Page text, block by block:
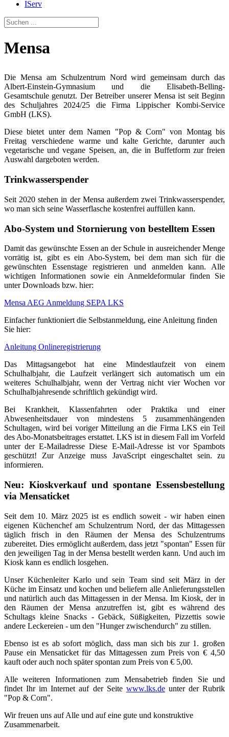
IServ
Mensa
Die Mensa am Schulzentrum Nord wird gemeinsam durch das
Albert-Einstein-Gymnasium und die Elisabeth-Belling-
Gesamtschule genutzt. Der Betreiber unserer Mensa ist seit Beginn
des Schuljahres 2024/25 die Firma Lippischer Kombi-Service
GmbH (LKS).
Diese bietet unter dem Namen "Pop & Corn" von Montag bis
Freitag verschiedene warme und kalte Gerichte, darunter auch
vegetarische und vegane Speisen, an, die in Buffetform zur freien
Auswahl dargeboten werden.
Trinkwasserspender
Seit 2020 stehen in der Mensa außerdem zwei Trinkwasserspender,
wo man sich seine Wasserflasche kostenfrei auffüllen kann.
Abo-System und Stornierung von bestelltem Essen
Damit das gewünschte Essen an der Schule in ausreichender Menge
vorrätig ist, gibt es ein Abo-System, bei dem man sich für die
gewünschten Essenstage registrieren und anmelden kann. Alle
wichtigen Informationen sowie ein Anmeldeformular finden Sie
unter Downloads bzw. hier:
Mensa AEG Anmeldung SEPA LKS
Einfacher funktioniert die Selbstanmeldung, eine Anleitung finden
Sie hier:
Anleitung Onlineregistrierung
Das Mittagsangebot hat eine Mindestlaufzeit von einem
Schulhalbjahr, die Laufzeit verlängert sich automatisch um ein
weiteres Schulhalbjahr, wenn der Vertrag nicht vier Wochen vor
Schulhalbjahresende schriftlich gekündigt wird.
Bei Krankheit, Klassenfahrten oder Praktika und einer
Abwesenheitsdauer von mindestens 5 zusammenhängenden
Schultagen, wird bei voriger Mitteilung an die Firma LKS ein Teil
des Abo-Monatsbeitrages erstattet. LKS ist in diesem Fall im Vorfeld
unter der E-MailadresseDiese E-Mail-Adresse ist vor Spambots
geschützt! Zur Anzeige muss JavaScript eingeschaltet sein. zu
informieren.
Neu: Kioskverkauf und spontane Essensbestellung
via Mensaticket
Seit dem 10. März 2025 ist es endlich soweit - wir haben einen
eigenen Küchenchef am Schulzentrum Nord, der das Mittagessen
täglich frisch in den Räumen der Mensa des Schulzentrums
zubereitet. Dies ermöglicht außerdem, dass jetzt "spontan" Essen für
den jeweiligen Tag in der Mensa bestellt werden kann. Und auch im
Kiosk kann es endlich losgehen.
Unser Küchenleiter Karlo und sein Team sind seit März in der
Küche im Einsatz und kochen und beliefern alle Anlieferungsstellen
und natürlich auch das Mittagessen in der Mensa. Im Kiosk, der in
den Räumen der Mensa anzutreffen ist, gibt es während des
Schultags kleine Snacks - Gebäck, Süßigkeiten, Pizzettis sowie
andere Leckereien - um den "Hunger zwischendurch" zu stillen.
Ebenso ist es ab sofort möglich, dass man sich bis zur 1. großen
Pause ein Mensaticket für das Mittagessen zum Preis von € 4,50
kauft oder auch noch später spontan zum Preis von € 5,00.
Alle weiteren Informationen zum Mensabetrieb finden Sie und
findet Ihr im Internet auf der Seite www.lks.deunter der Rubrik
"Pop & Corn".
Wir freuen uns auf Alle und auf eine gute und konstruktive
Zusammenarbeit.